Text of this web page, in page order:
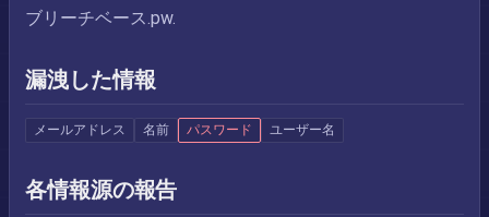
ブリーチベース.pw.
漏洩した情報
メールアドレス 名前 パスワード ユーザー名
各情報源の報告